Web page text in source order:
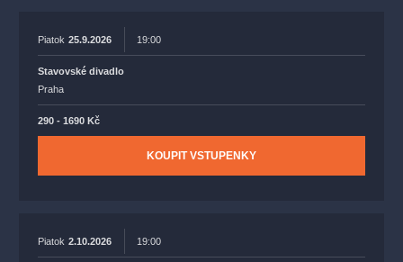
Piatok 25.9.2026 19:00
Stavovské divadlo
Praha
290 - 1690 Kč
KOUPIT VSTUPENKY
Piatok 2.10.2026 19:00